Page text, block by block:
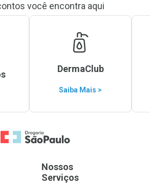
você encontra aqui
DermaClub
Saiba Mais >
Ir para a Home
Nossos
Serviços